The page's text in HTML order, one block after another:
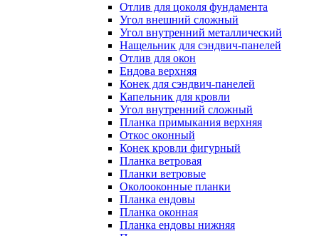
Отлив для цоколя фундамента
Угол внешний сложный
Угол внутренний металлический
Нащельник для сэндвич-панелей
Отлив для окон
Ендова верхняя
Конек для сэндвич-панелей
Капельник для кровли
Угол внутренний сложный
Планка примыкания верхняя
Откос оконный
Конек кровли фигурный
Планка ветровая
Планки ветровые
Околооконные планки
Планка ендовы
Планка оконная
Планка ендовы нижняя